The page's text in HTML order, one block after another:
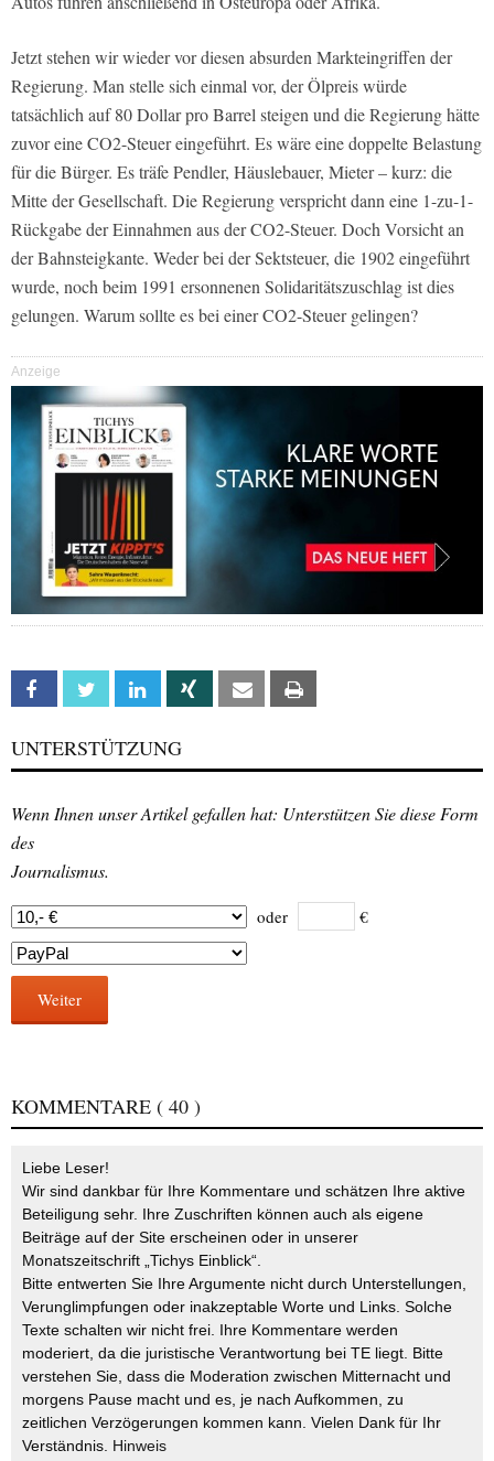
Jetzt stehen wir wieder vor diesen absurden Markteingriffen der
Regierung. Man stelle sich einmal vor, der Ölpreis würde
tatsächlich auf 80 Dollar pro Barrel steigen und die Regierung hätte
zuvor eine CO2-Steuer eingeführt. Es wäre eine doppelte Belastung
für die Bürger. Es träfe Pendler, Häuslebauer, Mieter – kurz: die
Mitte der Gesellschaft. Die Regierung verspricht dann eine 1-zu-1-
Rückgabe der Einnahmen aus der CO2-Steuer. Doch Vorsicht an
der Bahnsteigkante. Weder bei der Sektsteuer, die 1902 eingeführt
wurde, noch beim 1991 ersonnenen Solidaritätszuschlag ist dies
gelungen. Warum sollte es bei einer CO2-Steuer gelingen?
Anzeige
Facebook Twitter Linkedin Xing Email
UNTERSTÜTZUNG
Wenn Ihnen unser Artikel gefallen hat: Unterstützen Sie diese Form
des
Journalismus.
oder €
Weiter
KOMMENTARE ( 40 )
Liebe Leser!
Wir sind dankbar für Ihre Kommentare und schätzen Ihre aktive
Beteiligung sehr. Ihre Zuschriften können auch als eigene
Beiträge auf der Site erscheinen oder in unserer
Monatszeitschrift „Tichys Einblick“.
Bitte entwerten Sie Ihre Argumente nicht durch Unterstellungen,
Verunglimpfungen oder inakzeptable Worte und Links. Solche
Texte schalten wir nicht frei. Ihre Kommentare werden
moderiert, da die juristische Verantwortung bei TE liegt. Bitte
verstehen Sie, dass die Moderation zwischen Mitternacht und
morgens Pause macht und es, je nach Aufkommen, zu
zeitlichen Verzögerungen kommen kann. Vielen Dank für Ihr
Verständnis. Hinweis